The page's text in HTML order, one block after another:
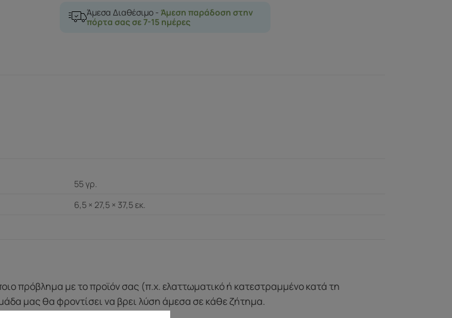
Άμεσα Διαθέσιμο - Άμεση παράδοση στην
πόρτα σας σε 7-15 ημέρες
55 γρ.
6,5 × 27,5 × 37,5 εκ.
πρόβλημα με το προϊόν σας (π.χ. ελαττωματικό ή κατεστραμμένο κατά τη
μας θα φροντίσει να βρει λύση άμεσα σε κάθε ζήτημα.